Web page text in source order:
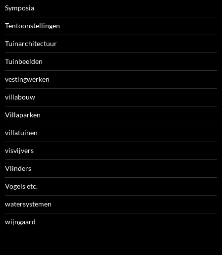
Symposia
Tentoonstellingen
Tuinarchitectuur
Tuinbeelden
vestingwerken
villabouw
Villaparken
villatuinen
visvijvers
Vlinders
Vogels etc.
watersystemen
wijngaard